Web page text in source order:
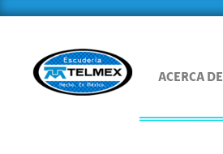
ACERCA DE